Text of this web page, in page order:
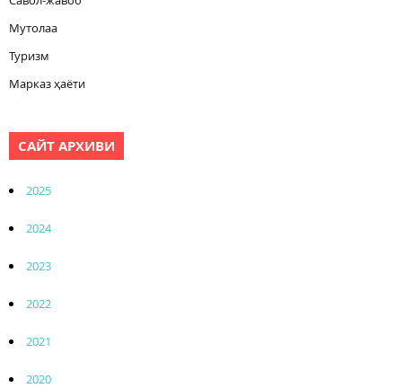
Мутолаа
Туризм
Марказ ҳаёти
САЙТ АРХИВИ
2025
2024
2023
2022
2021
2020